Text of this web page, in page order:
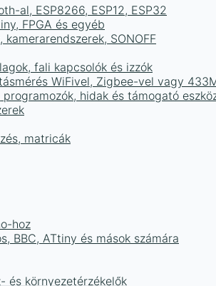
al, ESP8266, ESP12, ESP32
FPGA és egyéb
SONOFF
fali kapcsolók és izzók
WiFivel, Zigbee-vel vagy
programozók, hidak és támogató
matricák
hoz
BBC, ATtiny és mások számára
és környezetérzékelők